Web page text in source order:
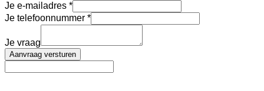
Je e-mailadres
Je telefoonnummer
Je vraag
Aanvraag versturen